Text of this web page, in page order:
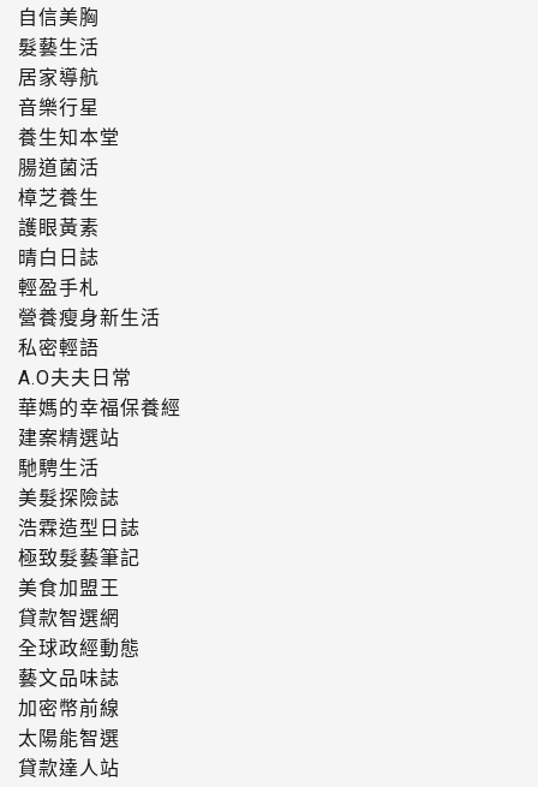
自信美胸
髮藝生活
居家導航
音樂行星
養生知本堂
腸道菌活
樟芝養生
護眼黃素
晴白日誌
輕盈手札
營養瘦身新生活
私密輕語
A.O夫夫日常
華媽的幸福保養經
建案精選站
馳騁生活
美髮探險誌
浩霖造型日誌
極致髮藝筆記
美食加盟王
貸款智選網
全球政經動態
藝文品味誌
加密幣前線
太陽能智選
貸款達人站